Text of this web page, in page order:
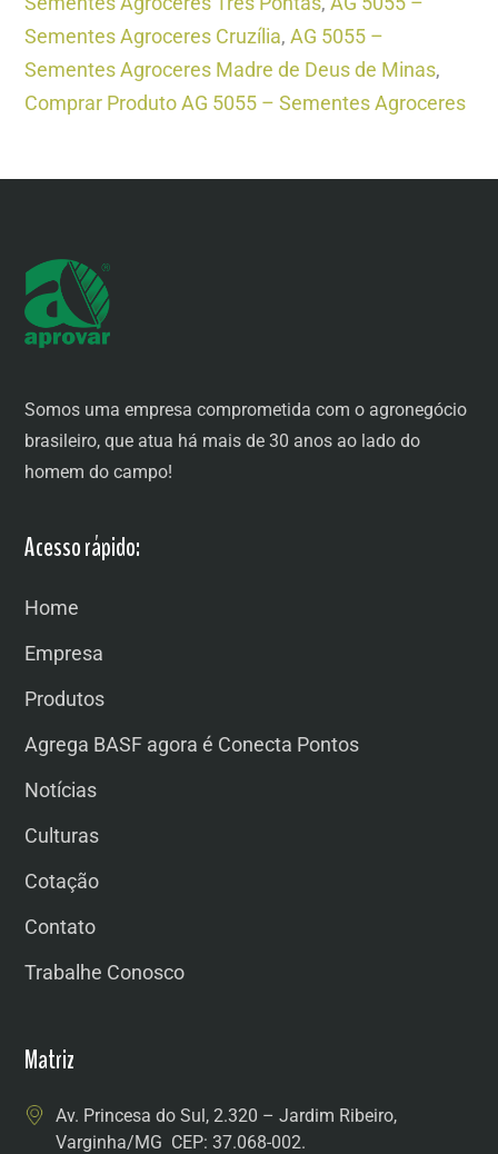
Sementes Agroceres Cruzília,AG 5055 –
Sementes Agroceres Madre de Deus de Minas,
Comprar Produto AG 5055 – Sementes Agroceres
Somos uma empresa comprometida com o agronegócio
brasileiro, que atua há mais de 30 anos ao lado do
homem do campo!
Acesso rápido:
Home
Empresa
Produtos
Agrega BASF agora é Conecta Pontos
Notícias
Culturas
Cotação
Contato
Trabalhe Conosco
Matriz
Av. Princesa do Sul, 2.320 – Jardim Ribeiro,
Varginha/MG CEP: 37.068-002.